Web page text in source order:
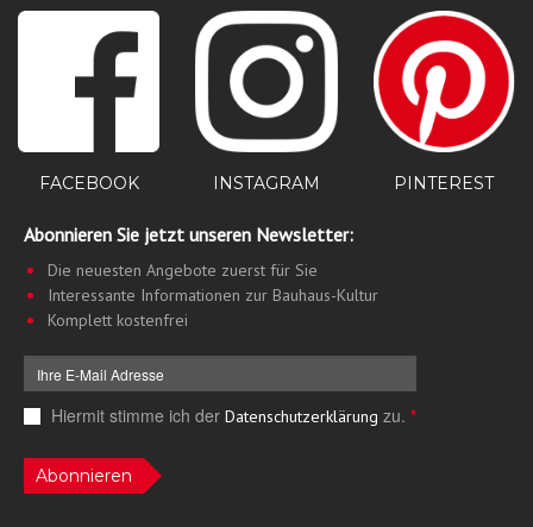
FACEBOOK INSTAGRAM PINTEREST
Abonnieren Sie jetzt unseren Newsletter:
Die neuesten Angebote zuerst für Sie
Interessante Informationen zur Bauhaus-Kultur
Komplett kostenfrei
Hiermit stimme ich der Datenschutzerklärung zu. *
Abonnieren